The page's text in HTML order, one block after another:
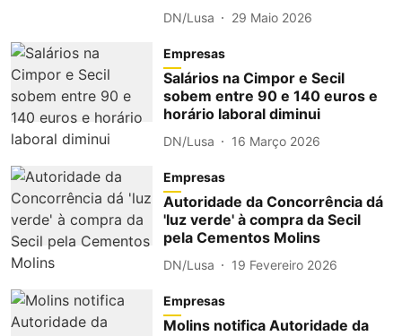
DN/Lusa 29 Maio 2026
Empresas
Salários na Cimpor e Secil
sobem entre 90 e 140 euros e
horário laboral diminui
DN/Lusa 16 Março 2026
Empresas
Autoridade da Concorrência dá
'luz verde' à compra da Secil
pela Cementos Molins
DN/Lusa 19 Fevereiro 2026
Empresas
Molins notifica Autoridade da